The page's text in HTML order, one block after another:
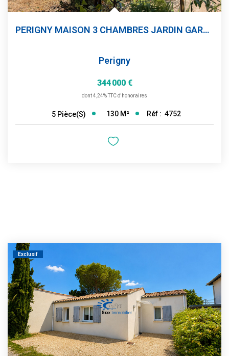
PERIGNY MAISON 3 CHAMBRES JARDIN GARAGE
Perigny
344 000 €
dont 4,24% TTC d'honoraires
5 Pièce(s) 130 M² Réf : 4752
Exclusif